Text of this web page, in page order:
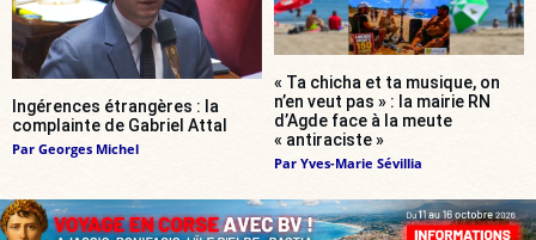
Ingérences étrangères : la
complainte de Gabriel Attal
Par Georges Michel
« Ta chicha et ta musique, on
n’en veut pas » : la mairie RN
d’Agde face à la meute
« antiraciste »
Par Yves-Marie Sévillia